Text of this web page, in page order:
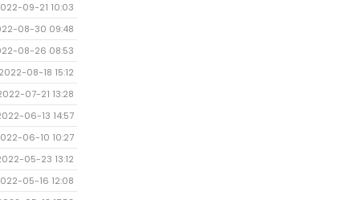
09-21 10:03
08-30 09:48
08-26 08:53
2022-08-18 15:12
07-21 13:28
06-13 14:57
06-10 10:27
05-23 13:12
05-16 12:08